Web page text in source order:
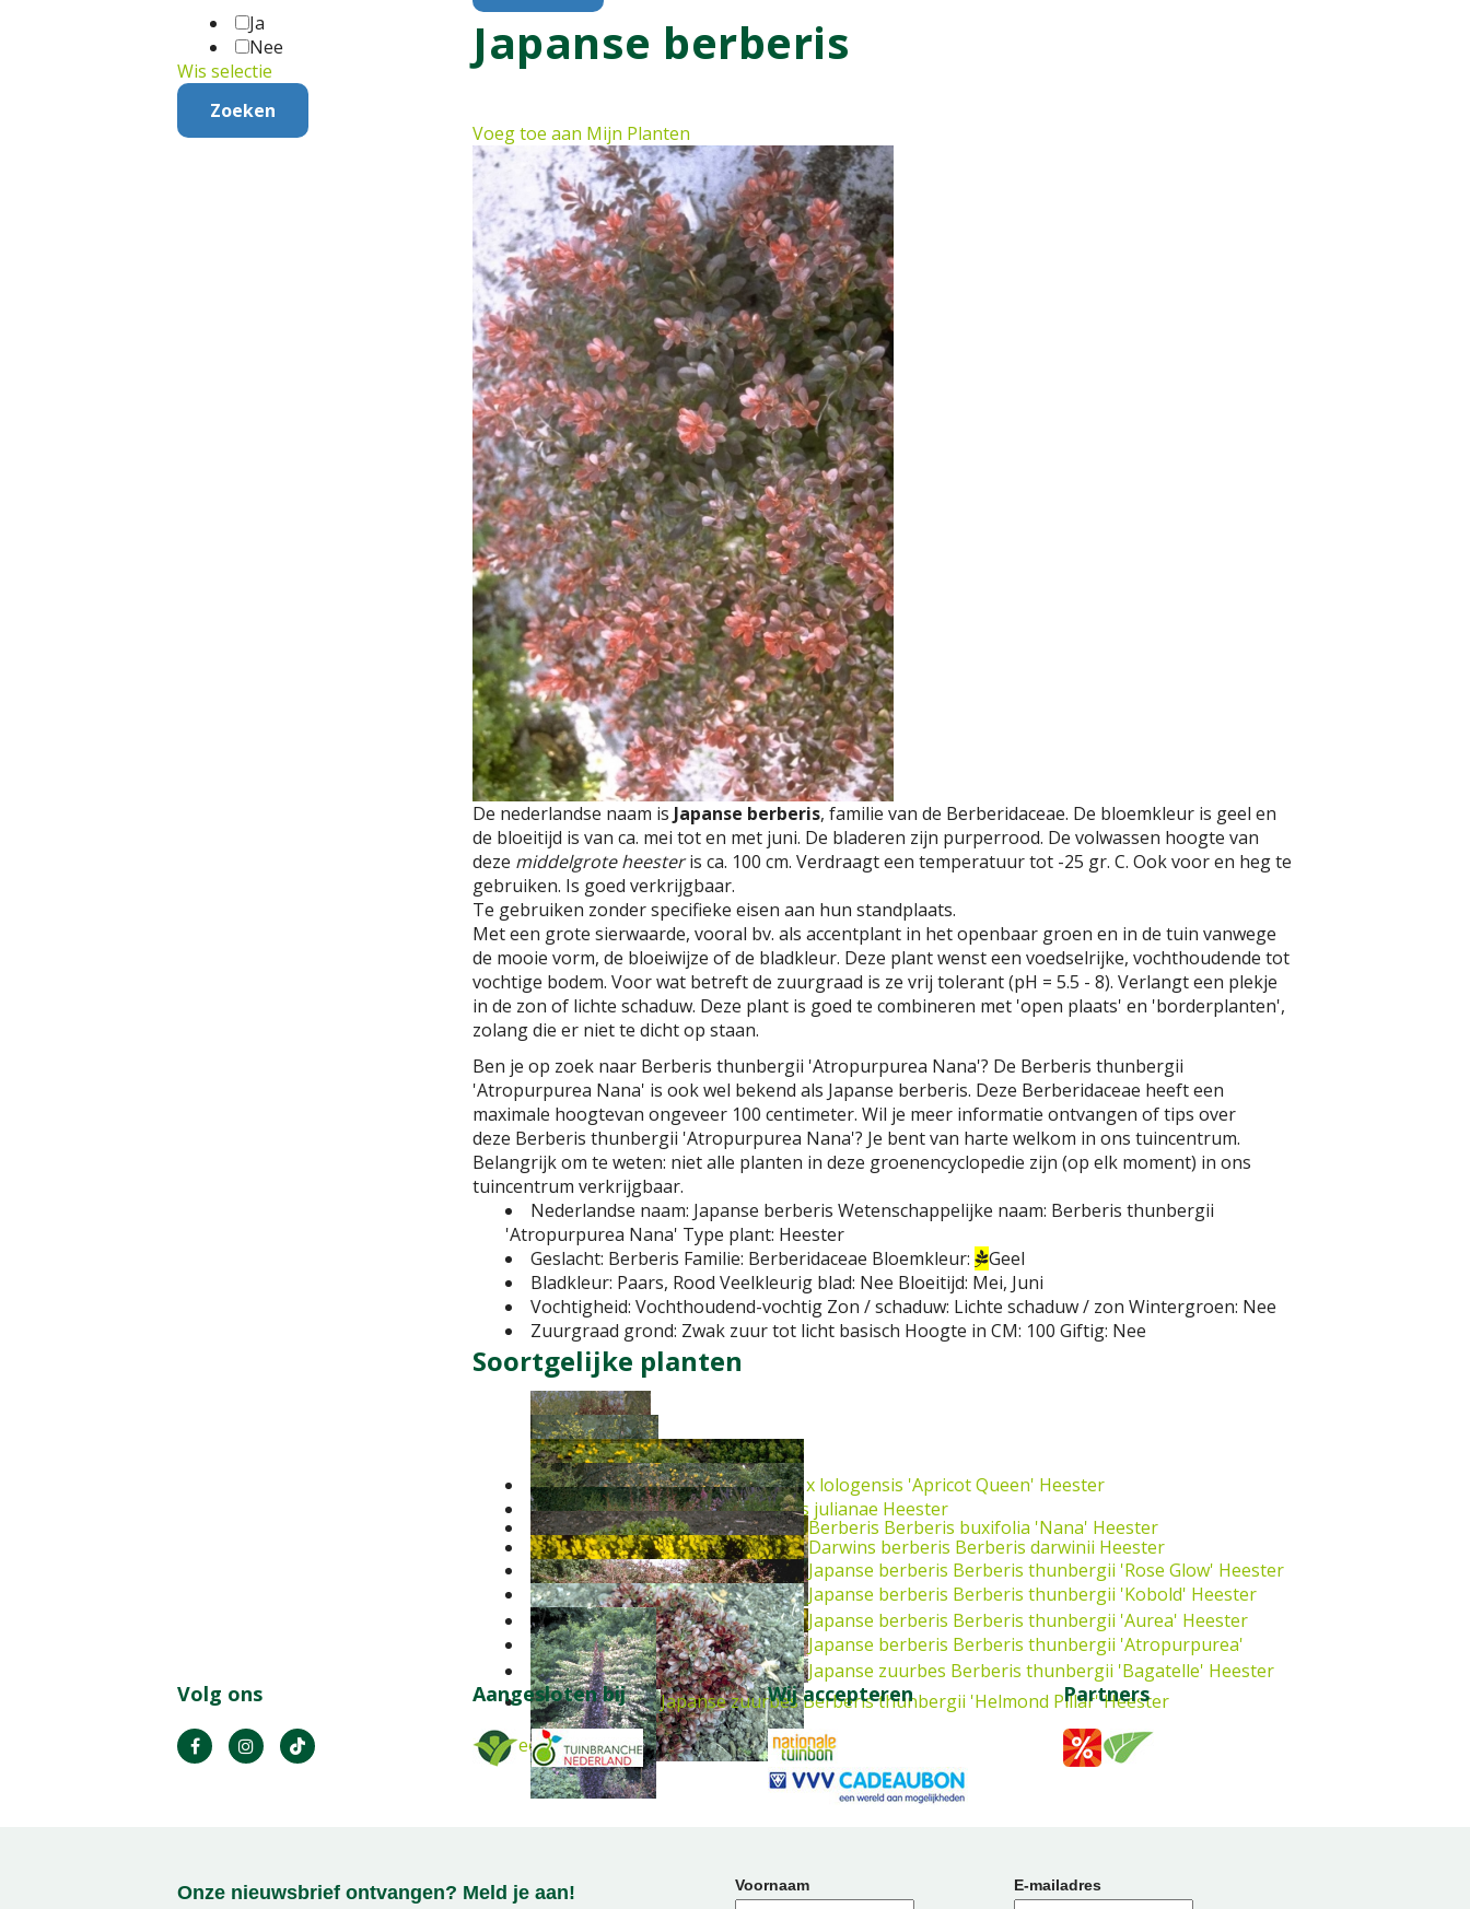
Japanse berberis
Voeg toe aan Mijn Planten
De nederlandse naam is Japanse berberis, familie van de Berberidaceae. De bloemkleur is geel en
de bloeitijd is van ca. mei tot en met juni. De bladeren zijn purperrood. De volwassen hoogte van
deze middelgrote heesteris ca. 100 cm. Verdraagt een temperatuur tot -25 gr. C. Ook voor en heg te
gebruiken. Is goed verkrijgbaar.
Te gebruiken zonder specifieke eisen aan hun standplaats.
Met een grote sierwaarde, vooral bv. als accentplant in het openbaar groen en in de tuin vanwege
de mooie vorm, de bloeiwijze of de bladkleur. Deze plant wenst een voedselrijke, vochthoudende tot
vochtige bodem. Voor wat betreft de zuurgraad is ze vrij tolerant (pH = 5.5 - 8). Verlangt een plekje
in de zon of lichte schaduw. Deze plant is goed te combineren met 'open plaats' en 'borderplanten',
zolang die er niet te dicht op staan.
Ben je op zoek naar Berberis thunbergii 'Atropurpurea Nana'? De Berberis thunbergii
'Atropurpurea Nana' is ook wel bekend als Japanse berberis. Deze Berberidaceae heeft een
maximale hoogtevan ongeveer 100 centimeter. Wil je meer informatie ontvangen of tips over
deze Berberis thunbergii 'Atropurpurea Nana'? Je bent van harte welkom in ons tuincentrum.
Belangrijk om te weten: niet alle planten in deze groenencyclopedie zijn (op elk moment) in ons
tuincentrum verkrijgbaar.
Nederlandse naam: Japanse berberis Wetenschappelijke naam: Berberis thunbergii
'Atropurpurea Nana' Type plant: Heester
Geslacht: Berberis Familie: Berberidaceae Bloemkleur:
Geel
Bladkleur: Paars, Rood Veelkleurig blad: Nee Bloeitijd: Mei, Juni
Vochtigheid: Vochthoudend-vochtig Zon / schaduw: Lichte schaduw / zon Wintergroen: Nee
Zuurgraad grond: Zwak zuur tot licht basisch Hoogte in CM: 100 Giftig: Nee
Soortgelijke planten
BerberisBerberis x lologensis 'Apricot Queen' Heester
BerberisBerberis julianae Heester
Berberis Berberis buxifolia 'Nana' Heester
Darwins berberis Berberis darwinii Heester
Japanse berberis Berberis thunbergii 'Rose Glow' Heester
Japanse berberis Berberis thunbergii 'Kobold' Heester
Japanse berberis Berberis thunbergii 'Aurea' Heester
Japanse berberis Berberis thunbergii 'Atropurpurea'
Heester
Japanse zuurbes Berberis thunbergii 'Bagatelle' Heester
Japanse zuurbesBerberis thunbergii 'Helmond Pillar'Heester
Ja
Nee
Wis selectie
Volg ons Aangesloten bij Wij accepteren Partners
Onze nieuwsbrief ontvangen? Meld je aan! Voornaam E-mailadres